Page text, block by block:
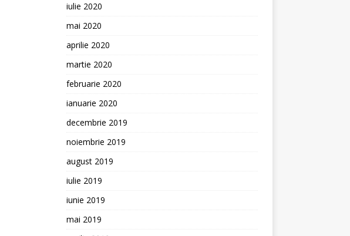
iulie 2020
mai 2020
aprilie 2020
martie 2020
februarie 2020
ianuarie 2020
decembrie 2019
noiembrie 2019
august 2019
iulie 2019
iunie 2019
mai 2019